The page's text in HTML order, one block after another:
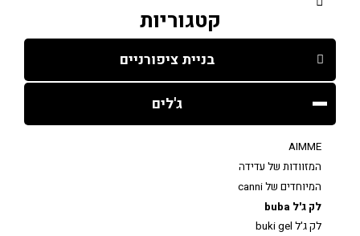
קטגוריות
בניית ציפורניים
ג'לים
AIMME
המזוודות של עדידה
המיוחדים של canni
לק ג'ל buba
לק ג'ל buki gel